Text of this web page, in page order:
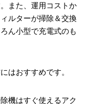
また、運用コストか
ルターが掃除＆交換
ん小型で充電式のも
はおすすめです。
機はすぐ使えるアク